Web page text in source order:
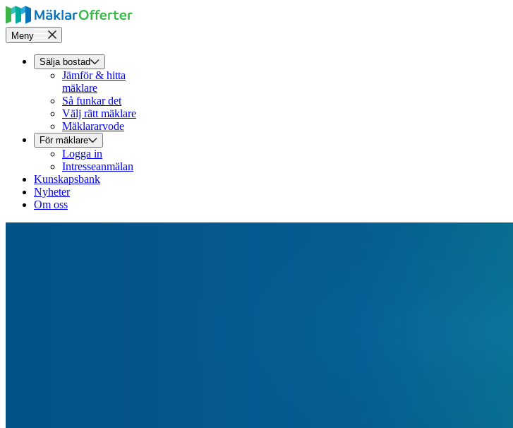
Meny
Sälja bostad
Jämför & hitta
mäklare
Så funkar det
Välj rätt mäklare
Mäklararvode
För mäklare
Logga in
Intresseanmälan
Kunskapsbank
Nyheter
Om oss